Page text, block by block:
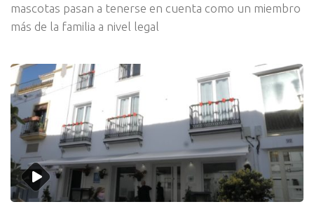
mascotas pasan a tenerse en cuenta como un miembro
más de la familia a nivel legal